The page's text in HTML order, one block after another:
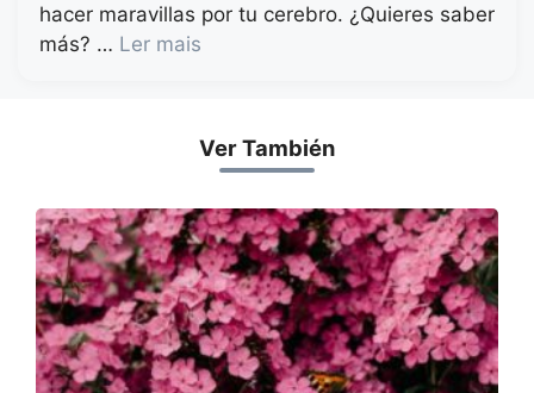
hacer maravillas por tu cerebro. ¿Quieres saber
más? … Ler mais
Ver También